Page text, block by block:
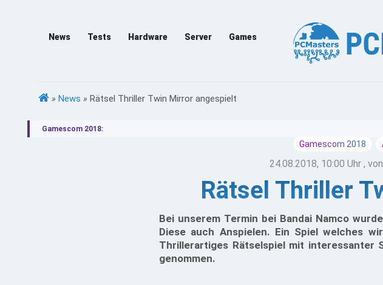
News Tests Hardware Server Games
» News » Rätsel Thriller Twin Mirror angespielt
Gamescom 2018:
Gamescom 2018
24.08.2018, 10:00 Uhr , von
Rätsel Thriller
Bei unserem Termin bei Bandai Namco
Diese auch Anspielen. Ein Spiel welches
Thrillerartiges Rätselspiel mit interessanter
genommen.